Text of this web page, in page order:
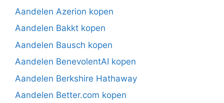
Aandelen Azerion kopen
Aandelen Bakkt kopen
Aandelen Bausch kopen
Aandelen BenevolentAI kopen
Aandelen Berkshire Hathaway
Aandelen Better.com kopen